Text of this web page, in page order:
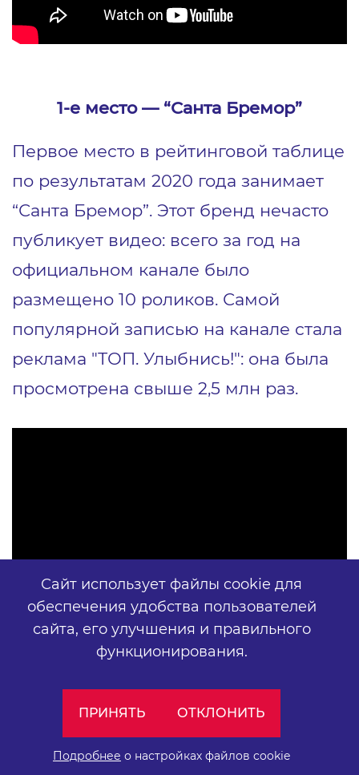
1-е место ― “Санта Бремор”
Первое место в рейтинговой таблице
по результатам 2020 года занимает
“Санта Бремор”. Этот бренд нечасто
публикует видео: всего за год на
официальном канале было
размещено 10 роликов. Самой
популярной записью на канале стала
реклама "ТОП. Улыбнись!": она была
просмотрена свыше 2,5 млн раз.
О методологии
Методология учитывает количество
Сайт использует файлы cookie для
обеспечения удобства пользователей
сайта, его улучшения и правильного
функционирования.
ПРИНЯТЬ ОТКЛОНИТЬ
Подробнее о настройках файлов cookie